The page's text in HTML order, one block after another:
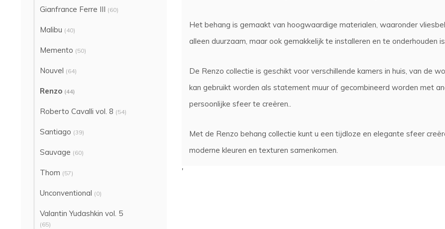
Gianfrance Ferre III (60)
Malibu (40)
Memento (50)
Nouvel (64)
Renzo (44)
Roberto Cavalli vol. 8 (54)
Santiago (39)
Sauvage (60)
Thom (57)
Unconventional (0)
Valantin Yudashkin vol. 5
(65)
Het behang is gemaakt van hoogwaardige materialen, waaronder
alleen duurzaam, maar ook gemakkelijk te installeren en te onderhouden
De Renzo collectie is geschikt voor verschillende kamers in huis, van de
kan gebruikt worden als statement muur of gecombineerd worden met
persoonlijke sfeer te creëren..
Met de Renzo behang collectie kunt u een tijdloze en elegante sfeer
moderne kleuren en texturen samenkomen.
'